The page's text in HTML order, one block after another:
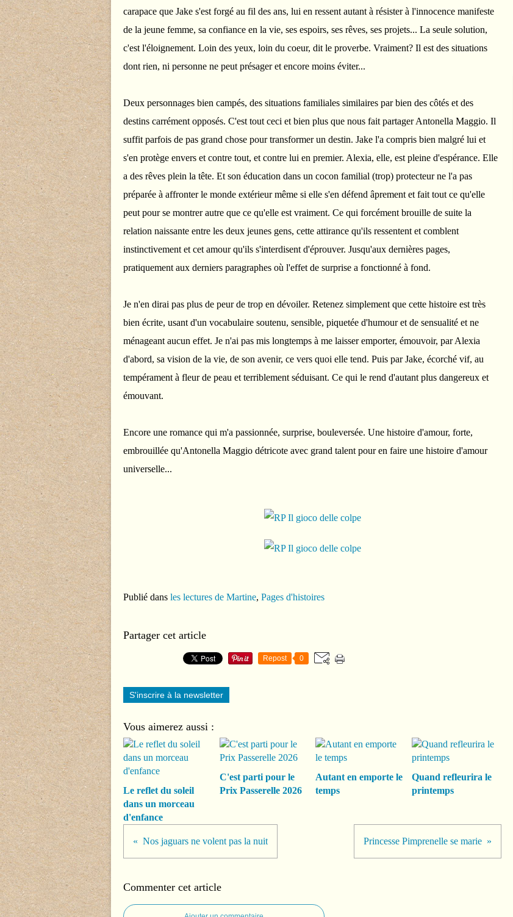
carapace que Jake s'est forgé au fil des ans, lui en ressent autant à résister à l'innocence manifeste
de la jeune femme, sa confiance en la vie, ses espoirs, ses rêves, ses projets... La seule solution,
c'est l'éloignement. Loin des yeux, loin du coeur, dit le proverbe. Vraiment? Il est des situations
dont rien, ni personne ne peut présager et encore moins éviter...
Deux personnages bien campés, des situations familiales similaires par bien des côtés et des
destins carrément opposés. C'est tout ceci et bien plus que nous fait partager Antonella Maggio. Il
suffit parfois de pas grand chose pour transformer un destin. Jake l'a compris bien malgré lui et
s'en protège envers et contre tout, et contre lui en premier. Alexia, elle, est pleine d'espérance. Elle
a des rêves plein la tête. Et son éducation dans un cocon familial (trop) protecteur ne l'a pas
préparée à affronter le monde extérieur même si elle s'en défend âprement et fait tout ce qu'elle
peut pour se montrer autre que ce qu'elle est vraiment. Ce qui forcément brouille de suite la
relation naissante entre les deux jeunes gens, cette attirance qu'ils ressentent et comblent
instinctivement et cet amour qu'ils s'interdisent d'éprouver. Jusqu'aux dernières pages,
pratiquement aux derniers paragraphes où l'effet de surprise a fonctionné à fond.
Je n'en dirai pas plus de peur de trop en dévoiler. Retenez simplement que cette histoire est très
bien écrite, usant d'un vocabulaire soutenu, sensible, piquetée d'humour et de sensualité et ne
ménageant aucun effet. Je n'ai pas mis longtemps à me laisser emporter, émouvoir, par Alexia
d'abord, sa vision de la vie, de son avenir, ce vers quoi elle tend. Puis par Jake, écorché vif, au
tempérament à fleur de peau et terriblement séduisant. Ce qui le rend d'autant plus dangereux et
émouvant.
Encore une romance qui m'a passionnée, surprise, bouleversée. Une histoire d'amour, forte,
embrouillée qu'Antonella Maggio détricote avec grand talent pour en faire une histoire d'amour
universelle...
Publié dans les lectures de Martine, Pages d'histoires
Partager cet article
Repost 0
S'inscrire à la newsletter
Vous aimerez aussi :
Le reflet du soleil
dans un morceau
d'enfance
C'est parti pour le
Prix Passerelle 2026
Autant en emporte le
temps
Quand refleurira le
printemps
Nos jaguars ne volent pas la nuit Princesse Pimprenelle se marie
Commenter cet article